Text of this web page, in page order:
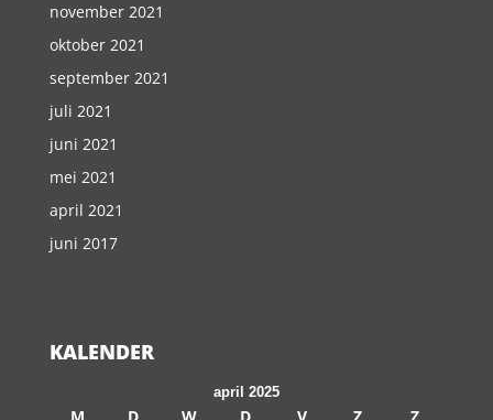
november 2021
oktober 2021
september 2021
juli 2021
juni 2021
mei 2021
april 2021
juni 2017
KALENDER
april 2025